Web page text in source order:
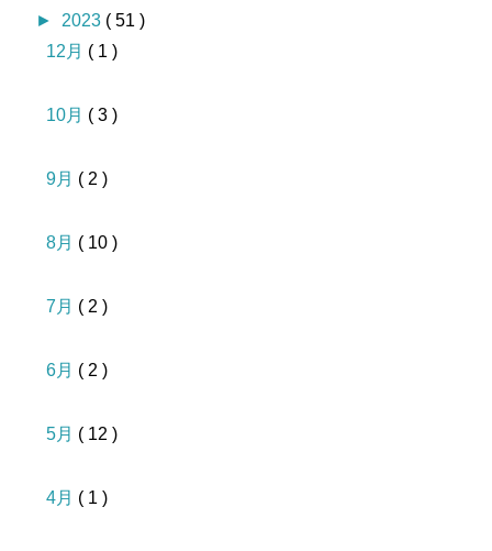
► 2023 ( 51 )
12月 ( 1 )
10月 ( 3 )
9月 ( 2 )
8月 ( 10 )
7月 ( 2 )
6月 ( 2 )
5月 ( 12 )
4月 ( 1 )